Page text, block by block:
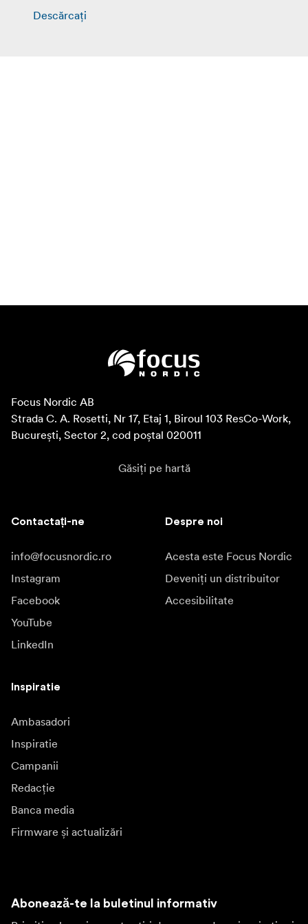
Descărcați
Focus Nordic AB
Strada C. A. Rosetti, Nr 17, Etaj 1, Biroul 103 ResCo-Work,
București, Sector 2, cod poștal 020011
Găsiți pe hartă
Contactați-ne
info@focusnordic.ro
Instagram
Facebook
YouTube
LinkedIn
Despre noi
Acesta este Focus Nordic
Deveniți un distribuitor
Accesibilitate
Inspiratie
Ambasadori
Inspiratie
Campanii
Redacție
Banca media
Firmware și actualizări
Abonează-te la buletinul informativ